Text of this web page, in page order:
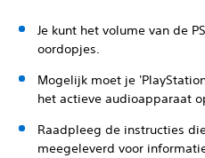
Je kunt het volume van de
oordopjes.
Mogelijk moet je
het actieve audioapparaat
Raadpleeg de instructies
meegeleverd voor